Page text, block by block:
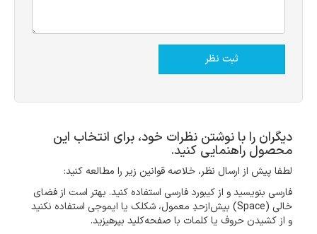
دیگران را با نوشتن نظرات خود، برای انتخاب این
محصول راهنمایی کنید.
لطفا پیش از ارسال نظر، خلاصه قوانین زیر را مطالعه کنید:
فارسی بنویسید و از کیبورد فارسی استفاده کنید. بهتر است از فضای
خالی (Space) بیش‌از‌حدِ معمول، شکلک یا ایموجی استفاده نکنید
و از کشیدن حروف یا کلمات با صفحه‌کلید بپرهیزید.